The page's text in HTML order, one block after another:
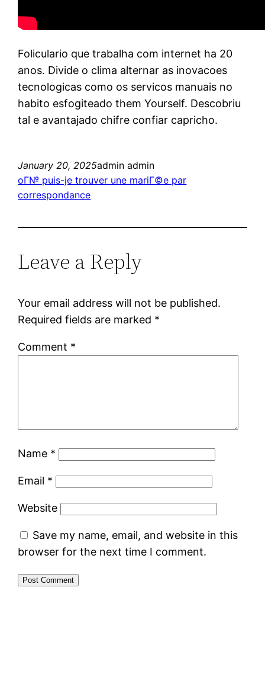
Foliculario que trabalha com internet ha 20
anos. Divide o clima alternar as inovacoes
tecnologicas como os servicos manuais no
habito esfogiteado them Yourself. Descobriu
tal e avantajado chifre confiar capricho.
January 20, 2025admin admin
oГ№ puis-je trouver une mariГ©e par
correspondance
Leave a Reply
Your email address will not be published.
Required fields are marked *
Comment *
Name *
Email *
Website
Save my name, email, and website in this
browser for the next time I comment.